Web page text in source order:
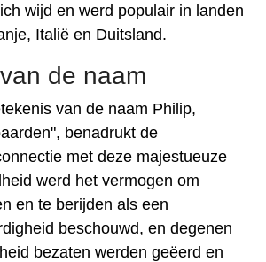
wijd en werd populair in landen
Italië en Duitsland.
de naam
van de naam Philip,
benadrukt de
met deze majestueuze
werd het vermogen om
en te berijden als een
beschouwd, en degenen
bezaten werden geëerd en